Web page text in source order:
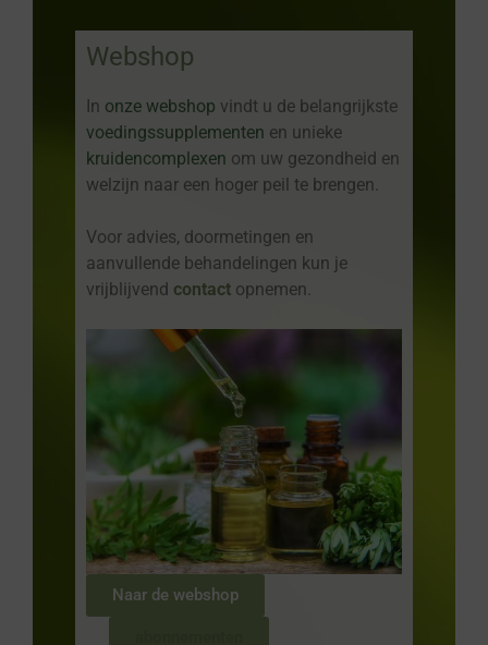
Webshop
In onze webshop vindt u de belangrijkste
voedingssupplementen en unieke
kruidencomplexen om uw gezondheid en
welzijn naar een hoger peil te brengen.
Voor advies, doormetingen en
aanvullende behandelingen kun je
vrijblijvend contact opnemen.
Naar de webshop